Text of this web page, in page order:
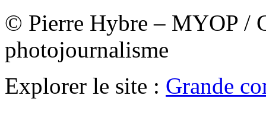
© Pierre Hybre – MYOP /
photojournalisme
Explorer le site : Grande